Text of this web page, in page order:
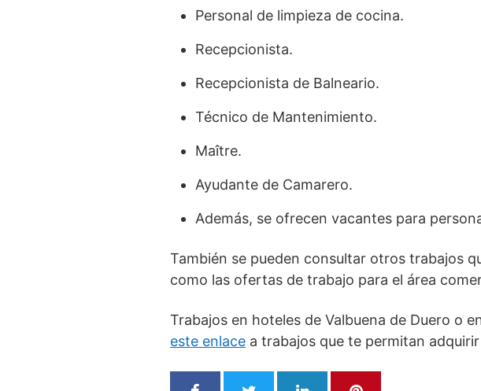
Personal de limpieza de cocina.
Recepcionista.
Recepcionista de Balneario.
Técnico de Mantenimiento.
Maître.
Ayudante de Camarero.
Además, se ofrecen vacantes para
También se pueden consultar otros trabajos
como las ofertas de trabajo para el área
Trabajos en hoteles de Valbuena de Duero o
este enlace a trabajos que te permitan